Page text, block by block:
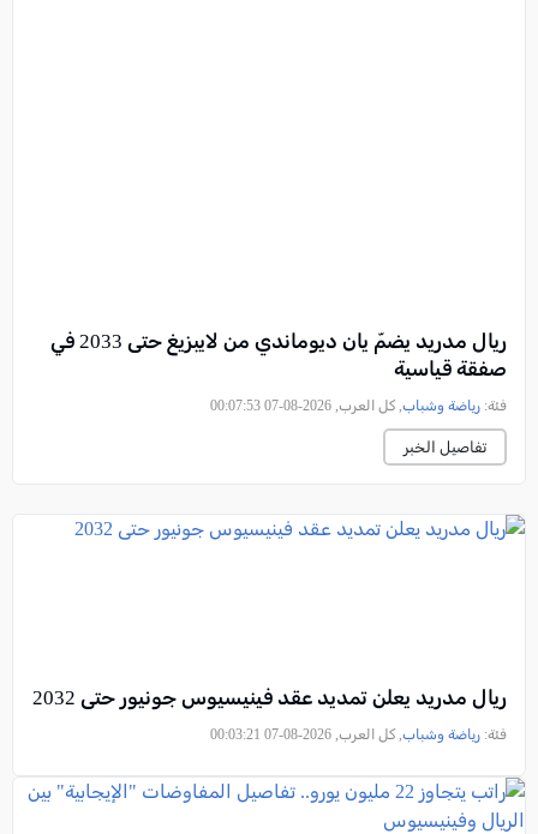
ريال مدريد يضمّ يان ديوماندي من لايبزيغ حتى 2033 في
صفقة قياسية
فئة: رياضة وشباب, كل العرب, 2026-08-07 00:07:53
تفاصيل الخبر
ريال مدريد يعلن تمديد عقد فينيسيوس جونيور حتى 2032
فئة: رياضة وشباب, كل العرب, 2026-08-07 00:03:21